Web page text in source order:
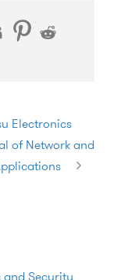
Electronics
of Network and